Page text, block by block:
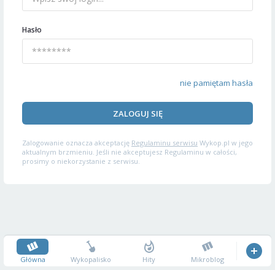
Hasło
nie pamiętam hasła
ZALOGUJ SIĘ
Zalogowanie oznacza akceptację Regulaminu serwisu Wykop.pl w jego
aktualnym brzmieniu. Jeśli nie akceptujesz Regulaminu w całości,
prosimy o niekorzystanie z serwisu.
Główna Wykopalisko Hity Mikroblog